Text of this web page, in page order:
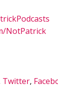
NotPatrick
Twitter,